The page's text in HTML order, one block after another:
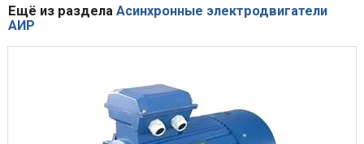
Ещё из раздела Асинхронные электродвигатели
АИР